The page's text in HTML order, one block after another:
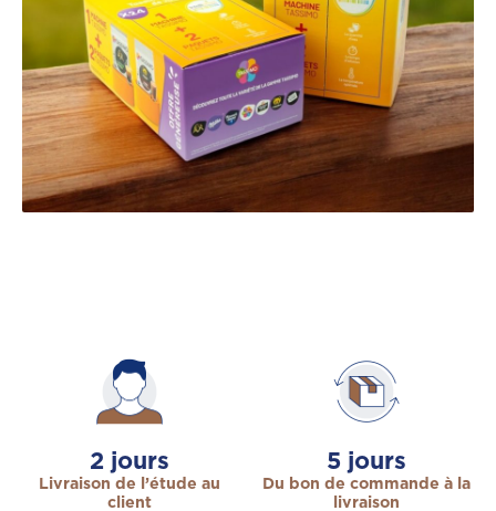
2 jours
Livraison de l’étude au
client
5 jours
Du bon de commande à la
livraison